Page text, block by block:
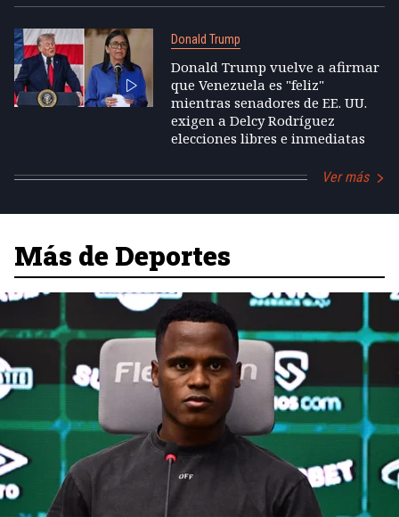
Donald Trump
Donald Trump vuelve a afirmar
que Venezuela es "feliz"
mientras senadores de EE. UU.
exigen a Delcy Rodríguez
elecciones libres e inmediatas
Ver más
Más de Deportes